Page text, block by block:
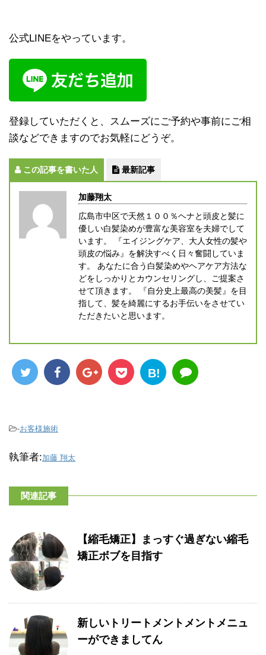
公式LINEをやっています。
登録していただくと、スムーズにご予約や事前にご相
談などできますのでお気軽にどうぞ。
この記事を書いた人 最新記事
加藤翔太
広島市中区で天然１００％ヘナと頭皮と髪に
優しい白髪染めが豊富な美容室を夫婦でして
います。 『エイジングケア、大人女性の髪や
頭皮の悩み』を解決すべく日々奮闘していま
す。 あなたに合う白髪染めやヘアケア方法な
どをしっかりとカウンセリングし、ご提案さ
せて頂きます。 『自分史上最高の美髪』を目
指して、髪を綺麗にするお手伝いをさせてい
ただきたいと思います。
B!
-お客様施術
執筆者:加藤 翔太
関連記事
【縮毛矯正】まっすぐ過ぎない縮毛
矯正ボブを目指す
新しいトリートメントメントメニュ
ーができましてん